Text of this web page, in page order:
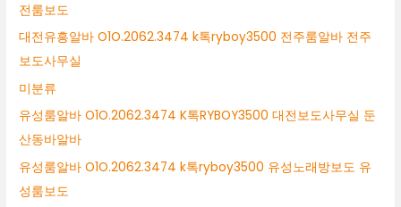
전룸보도
대전유흥알바 O1O.2062.3474 k톡ryboy3500 전주룸알바 전주
보도사무실
미분류
유성룸알바 O1O.2062.3474 K톡RYBOY3500 대전보도사무실 둔
산동바알바
유성룸알바 O1O.2062.3474 k톡ryboy3500 유성노래방보도 유
성룸보도